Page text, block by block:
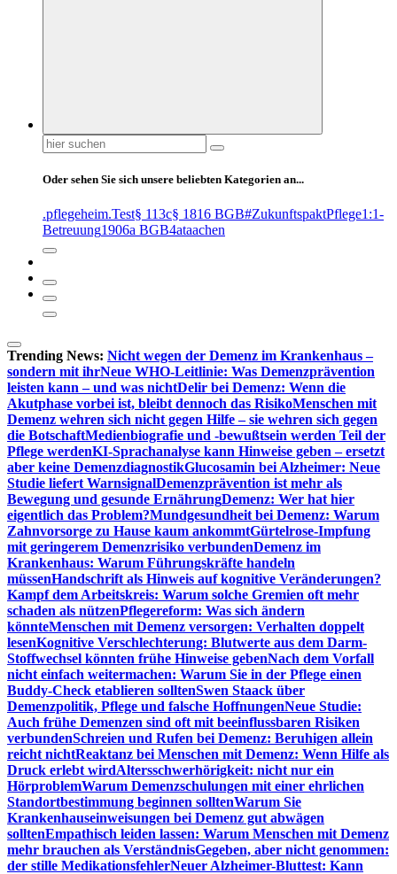
Suchen
nach:
Oder sehen Sie sich unsere beliebten Kategorien an...
.pflegeheim.Test§ 113c§ 1816 BGB#ZukunftspaktPflege1:1-
Betreuung1906a BGB4ataachen
Trending News: Nicht wegen der Demenz im Krankenhaus –
sondern mit ihrNeue WHO-Leitlinie: Was Demenzprävention
leisten kann – und was nichtDelir bei Demenz: Wenn die
Akutphase vorbei ist, bleibt dennoch das RisikoMenschen mit
Demenz wehren sich nicht gegen Hilfe – sie wehren sich gegen
die BotschaftMedienbiografie und -bewußtsein werden Teil der
Pflege werdenKI-Sprachanalyse kann Hinweise geben – ersetzt
aber keine DemenzdiagnostikGlucosamin bei Alzheimer: Neue
Studie liefert WarnsignalDemenzprävention ist mehr als
Bewegung und gesunde ErnährungDemenz: Wer hat hier
eigentlich das Problem?Mundgesundheit bei Demenz: Warum
Zahnvorsorge zu Hause kaum ankommtGürtelrose-Impfung
mit geringerem Demenzrisiko verbundenDemenz im
Krankenhaus: Warum Führungskräfte handeln
müssenHandschrift als Hinweis auf kognitive Veränderungen?
Kampf dem Arbeitskreis: Warum solche Gremien oft mehr
schaden als nützenPflegereform: Was sich ändern
könnteMenschen mit Demenz versorgen: Verhalten doppelt
lesenKognitive Verschlechterung: Blutwerte aus dem Darm-
Stoffwechsel könnten frühe Hinweise gebenNach dem Vorfall
nicht einfach weitermachen: Warum Sie in der Pflege einen
Buddy-Check etablieren solltenSwen Staack über
Demenzpolitik, Pflege und falsche HoffnungenNeue Studie:
Auch frühe Demenzen sind oft mit beeinflussbaren Risiken
verbundenSchreien und Rufen bei Demenz: Beruhigen allein
reicht nichtReaktanz bei Menschen mit Demenz: Wenn Hilfe als
Druck erlebt wirdAltersschwerhörigkeit: nicht nur ein
HörproblemWarum Demenzschulungen mit einer ehrlichen
Standortbestimmung beginnen solltenWarum Sie
Krankenhauseinweisungen bei Demenz gut abwägen
solltenEmpathisch leiden lassen: Warum Menschen mit Demenz
mehr brauchen als VerständnisGegeben, aber nicht genommen:
der stille MedikationsfehlerNeuer Alzheimer-Bluttest: Kann